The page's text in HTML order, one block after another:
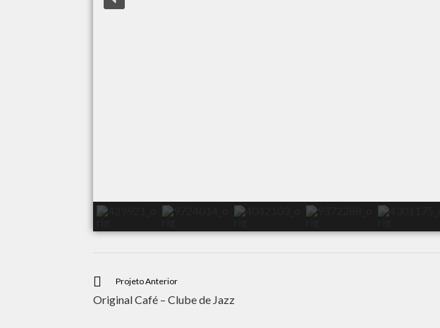
Projeto Anterior
Original Café – Clube de Jazz